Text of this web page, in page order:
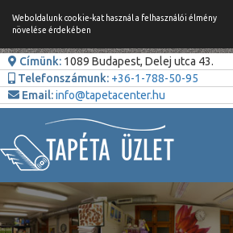
Weboldalunk cookie-kat használ a felhasználói élmény
növelése érdekében
Címünk: 1089 Budapest, Delej utca 43.
Telefonszámunk: +36-1-788-50-95
Email:info@tapetacenter.hu